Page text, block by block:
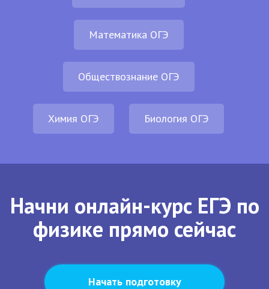
Математика ОГЭ
Обществознание ОГЭ
Химия ОГЭ Биология ОГЭ
Начни онлайн-курс ЕГЭ по
физике прямо сейчас
Начать подготовку